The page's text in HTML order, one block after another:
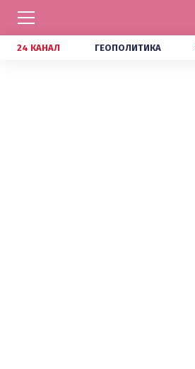
24 КАНАЛ ГЕОПОЛИТИКА